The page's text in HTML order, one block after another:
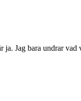
Jag bara undrar vad